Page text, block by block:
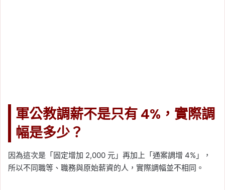
軍公教調薪不是只有 4%，實際調
幅是多少？
因為這次是「固定增加 2,000 元」再加上「通案調增 4%」，
所以不同職等、職務與原始薪資的人，實際調幅並不相同。